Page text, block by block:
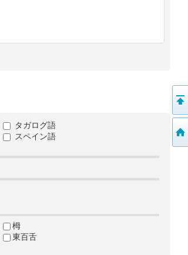
タガログ語
スペイン語
栂
東百舌